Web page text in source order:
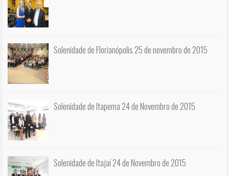
Solenidade de Florianópolis 25 de novembro de 2015
Solenidade de Itapema 24 de Novembro de 2015
Solenidade de Itajaí 24 de Novembro de 2015